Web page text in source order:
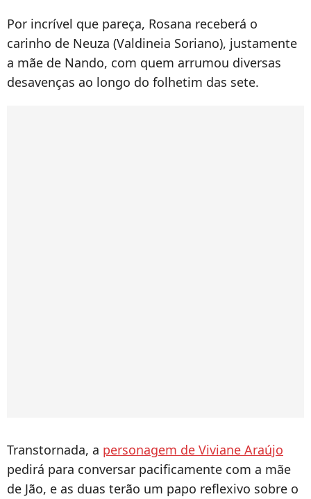
Por incrível que pareça, Rosana receberá o
carinho de Neuza (Valdineia Soriano), justamente
a mãe de Nando, com quem arrumou diversas
desavenças ao longo do folhetim das sete.
Transtornada, a personagem de Viviane Araújo
pedirá para conversar pacificamente com a mãe
de Jão, e as duas terão um papo reflexivo sobre o